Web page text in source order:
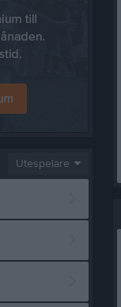
Utespelare